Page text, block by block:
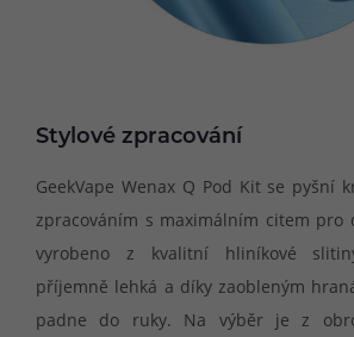
Stylové zpracování
GeekVape Wenax Q Pod Kit se pyšní
zpracováním s maximálním citem pro
vyrobeno z kvalitní hliníkové
příjemně lehká a díky zaobleným
padne do ruky. Na výběr je z